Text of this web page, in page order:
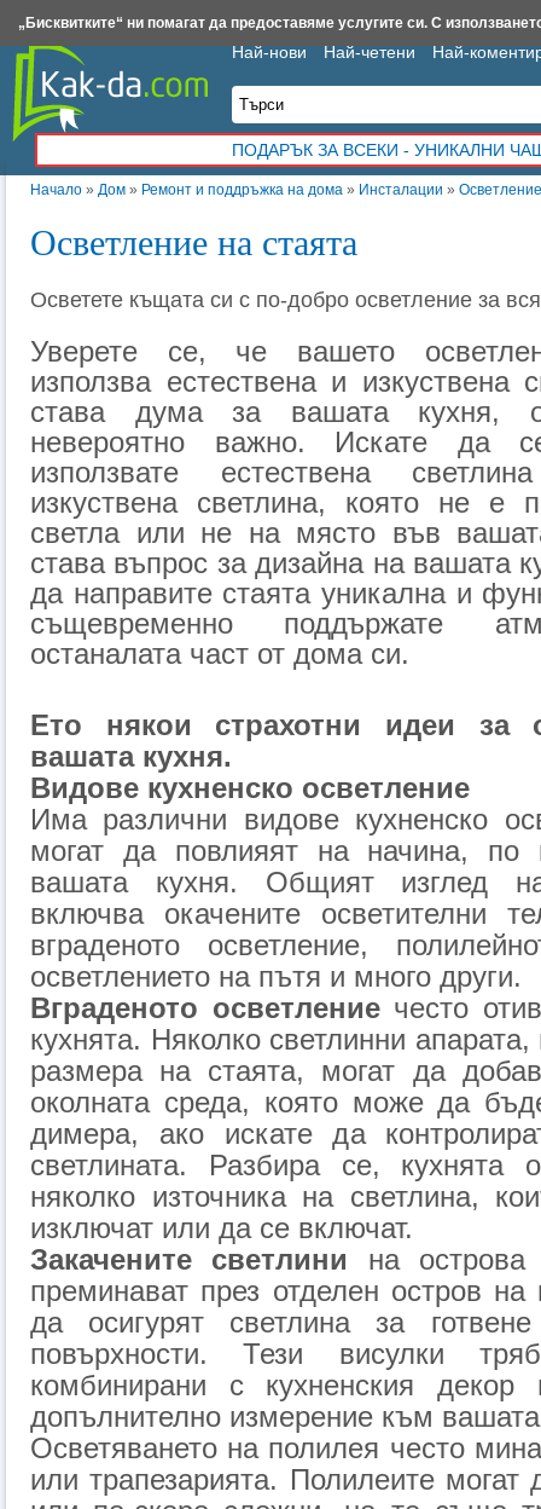
Начало » Дом » Ремонт и поддръжка на дома » Инсталации »
Осветление на стаята
Осветете къщата си с по-добро осветление за
Уверете се, че вашето
използва естествена и изкуствена
става дума за вашата кухня,
невероятно важно. Искате да
използвате естествена
изкуствена светлина, която не е
светла или не на място във
става въпрос за дизайна на вашата
да направите стаята уникална и
същевременно поддържате
останалата част от дома си.
Ето някои страхотни идеи за
вашата кухня.
Видове кухненско осветление
Има различни видове кухненско
могат да повлияят на начина, по
вашата кухня. Общият изглед на
включва окачените осветителни
вграденото осветление,
осветлението на пътя и много други.
Вграденото осветлениечесто
кухнята. Няколко светлинни
размера на стаята, могат да
околната среда, която може да
димера, ако искате да
светлината. Разбира се, кухнята
няколко източника на светлина,
изключат или да се включат.
Закачените светлини на
преминават през отделен остров на
да осигурят светлина за
повърхности. Тези висулки
комбинирани с кухненския
допълнително измерение към
Осветяването на полилея често
или трапезарията. Полилеите могат
Най-нови Най-четени Най-
ПОДАРЪК ЗА ВСЕКИ - УНИКАЛНИ
Insert.bg Framar.bg Kak-da.com Iztochnik.com BauBau.bg NewAge.bg
„Бисквитките“ ни помагат да предоставяме услугите си. С